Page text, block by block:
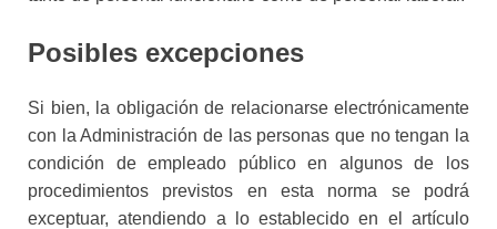
Posibles excepciones
Si bien, la obligación de relacionarse electrónicamente
con la Administración de las personas que no tengan la
condición de empleado público en algunos de los
procedimientos previstos en esta norma se podrá
exceptuar, atendiendo a lo establecido en el artículo